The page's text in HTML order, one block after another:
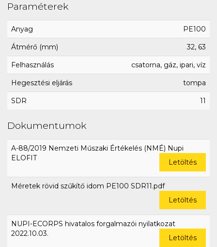
Paraméterek
Anyag PE100
Átmérő (mm) 32, 63
Felhasználás csatorna, gáz, ipari, víz
Hegesztési eljárás tompa
SDR 11
Dokumentumok
A-88/2019 Nemzeti Műszaki Értékelés (NMÉ) Nupi
ELOFIT
Letöltés
Méretek rövid szűkítő idom PE100 SDR11.pdf
Letöltés
NUPI-ECORPS hivatalos forgalmazói nyilatkozat
2022.10.03.
Letöltés